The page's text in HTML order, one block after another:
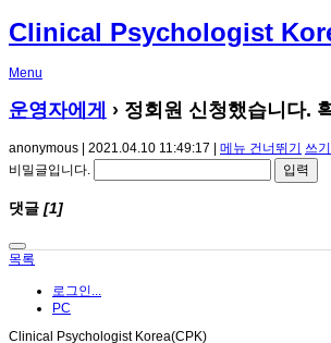
Clinical Psychologist
Menu
운영자에게 › 정회원 신청했습니다.
anonymous | 2021.04.10 11:49:17 | 메뉴 건너뛰기
쓰기
비밀글입니다.
댓글 [1]
목록
로그인...
PC
Clinical Psychologist Korea(CPK)